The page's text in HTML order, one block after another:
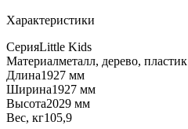
Характеристики
СерияLittle Kids
Материалметалл, дерево, пластик
Длина1927 мм
Ширина1927 мм
Высота2029 мм
Вес, кг105,9